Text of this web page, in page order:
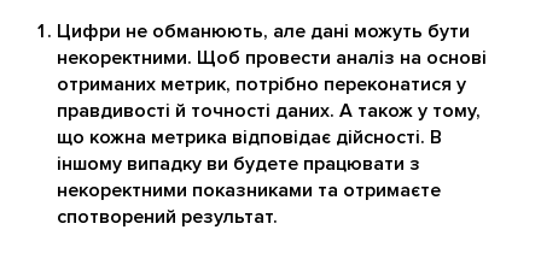
Цифри не обманюють, але дані можуть бути
некоректними. Щоб провести аналіз на основі
отриманих метрик, потрібно переконатися у
правдивості й точності даних. А також у тому,
що кожна метрика відповідає дійсності. В
іншому випадку ви будете працювати з
некоректними показниками та отримаєте
спотворений результат.